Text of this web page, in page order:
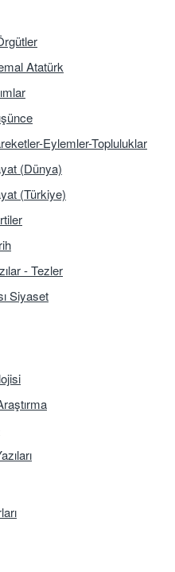
Atatürk
Eylemler-Topluluklar
(Dünya)
(Türkiye)
- Tezler
Siyaset